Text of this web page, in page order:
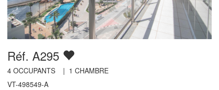
Réf. A295
4 OCCUPANTS | 1 CHAMBRE
VT-498549-A